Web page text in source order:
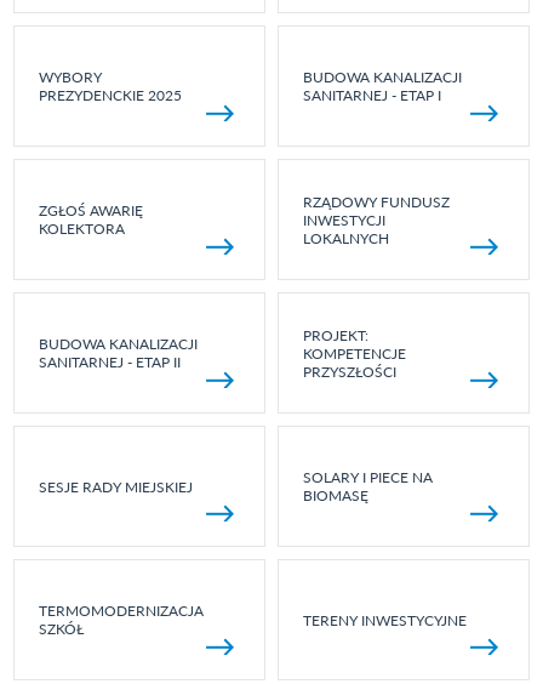
WYBORY
PREZYDENCKIE 2025
BUDOWA KANALIZACJI
SANITARNEJ - ETAP I
ZGŁOŚ AWARIĘ
KOLEKTORA
RZĄDOWY FUNDUSZ
INWESTYCJI
LOKALNYCH
BUDOWA KANALIZACJI
SANITARNEJ - ETAP II
PROJEKT:
KOMPETENCJE
PRZYSZŁOŚCI
SESJE RADY MIEJSKIEJ
SOLARY I PIECE NA
BIOMASĘ
TERMOMODERNIZACJA
SZKÓŁ
TERENY INWESTYCYJNE